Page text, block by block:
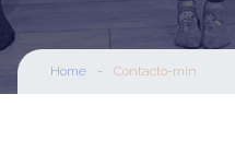
Home - Contacto-min